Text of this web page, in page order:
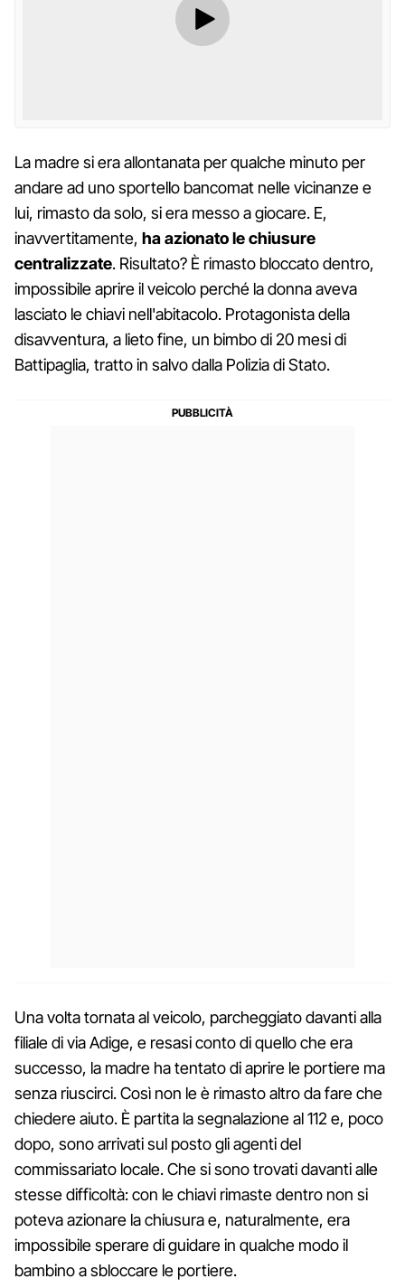
La madre si era allontanata per qualche minuto per
andare ad uno sportello bancomat nelle vicinanze e
lui, rimasto da solo, si era messo a giocare. E,
inavvertitamente, ha azionato le chiusure
centralizzate. Risultato? È rimasto bloccato dentro,
impossibile aprire il veicolo perché la donna aveva
lasciato le chiavi nell'abitacolo. Protagonista della
disavventura, a lieto fine, un bimbo di 20 mesi di
Battipaglia, tratto in salvo dalla Polizia di Stato.
Una volta tornata al veicolo, parcheggiato davanti alla
filiale di via Adige, e resasi conto di quello che era
successo, la madre ha tentato di aprire le portiere ma
senza riuscirci. Così non le è rimasto altro da fare che
chiedere aiuto. È partita la segnalazione al 112 e, poco
dopo, sono arrivati sul posto gli agenti del
commissariato locale. Che si sono trovati davanti alle
stesse difficoltà: con le chiavi rimaste dentro non si
poteva azionare la chiusura e, naturalmente, era
impossibile sperare di guidare in qualche modo il
bambino a sbloccare le portiere.